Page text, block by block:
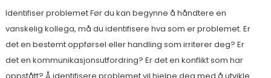
Identifiser problemet Før du kan begynne å håndtere en
vanskelig kollega, må du identifisere hva som er problemet. Er
det en bestemt oppførsel eller handling som irriterer deg? Er
det en kommunikasjonsutfordring? Er det en konflikt som har
oppstått? Å identifisere problemet vil hjelpe deg med å utvikle